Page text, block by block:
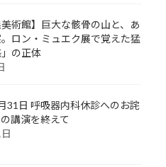
美術館】巨大な骸骨の山と、あ
ロン・ミュエク展で覚えた猛
の正体
31日 呼吸器内科休診へのお詫
講演を終えて